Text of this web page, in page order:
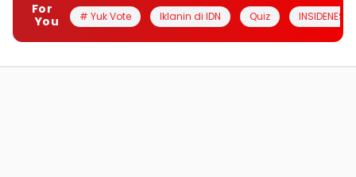
For
You
# Yuk Vote Iklanin di IDN Quiz INSIDENESIA